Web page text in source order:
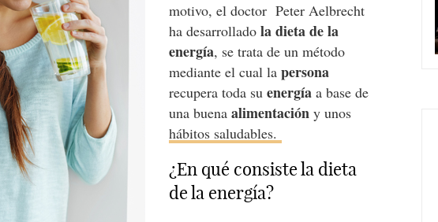
motivo, el doctor Peter Aelbrecht
ha desarrollado la dieta de la
energía, se trata de un método
mediante el cual la persona
recupera toda suenergía a base de
una buenaalimentación y unos
hábitos saludables.
¿En qué consiste la dieta
de la energía?